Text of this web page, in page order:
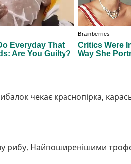
чекає краснопірка,
рибу. Найпоширенішими